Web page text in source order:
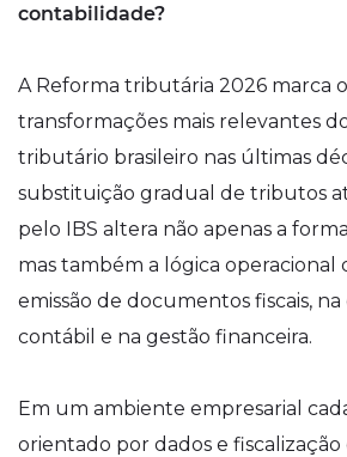
contabilidade?
A Reforma tributária 2026 marca
transformações mais relevantes
tributário brasileiro nas últimas
substituição gradual de tributos
pelo IBS altera não apenas a
mas também a lógica operacional
emissão de documentos fiscais,
contábil e na gestão financeira.
Em um ambiente empresarial
orientado por dados e fiscalização